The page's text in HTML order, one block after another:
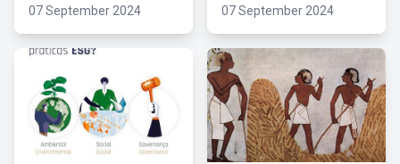
07 September 2024 07 September 2024